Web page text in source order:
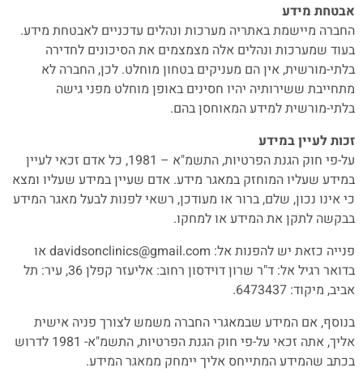
אבטחת מידע
החברה מיישמת באתריה מערכות ונהלים עדכניים לאבטחת מידע.
בעוד שמערכות ונהלים אלה מצמצמים את הסיכונים לחדירה
בלתי-מורשית, אין הם מעניקים בטחון מוחלט. לכן, החברה לא
מתחייבת ששירותיה יהיו חסינים באופן מוחלט מפני גישה
בלתי-מורשית למידע המאוחסן בהם.
זכות לעיין במידע
על-פי חוק הגנת הפרטיות, התשמ"א – 1981, כל אדם זכאי לעיין
במידע שעליו המוחזק במאגר מידע. אדם שעיין במידע שעליו ומצא
כי אינו נכון, שלם, ברור או מעודכן, רשאי לפנות לבעל מאגר המידע
בבקשה לתקן את המידע או למחקו.
פנייה כזאת יש להפנות אל: davidsonclinics@gmail.com או
בדואר רגיל אל: ד"ר שרון דוידסון רחוב: אליעזר קפלן 36, עיר: תל
אביב, מיקוד: 6473437.
בנוסף, אם המידע שבמאגרי החברה משמש לצורך פניה אישית
אליך, אתה זכאי על-פי חוק הגנת הפרטיות, התשמ"א- 1981 לדרוש
בכתב שהמידע המתייחס אליך יימחק ממאגר המידע.